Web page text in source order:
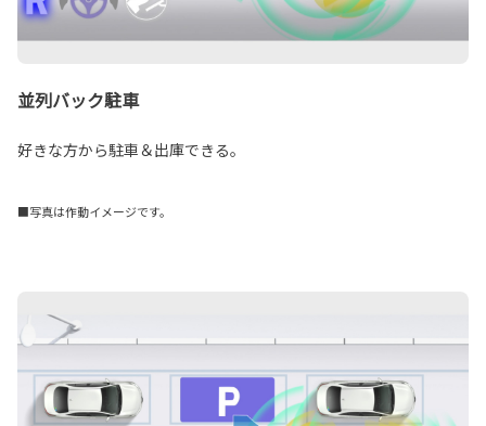
並列バック駐車
好きな方から駐車＆出庫できる。
■写真は作動イメージです。